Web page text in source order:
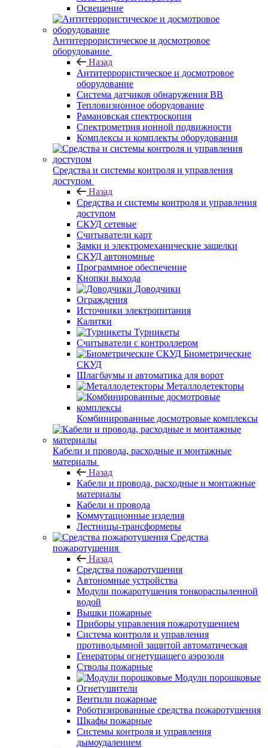
Освещение
Антитеррористическое и досмотровое
оборудование
Назад
Антитеррористическое и досмотровое
оборудование
Cистема датчиков обнаружения ВВ
Тепловизионное оборудование
Рамановская спектроскопия
Спектрометрия ионной подвижности
Комплексы и комплекты оборудования
Средства и системы контроля и управления
доступом
Назад
Средства и системы контроля и управления
доступом
СКУД сетевые
Считыватели карт
Замки и электромеханические защелки
СКУД автономные
Программное обеспечение
Кнопки выхода
Доводчики
Ограждения
Источники электропитания
Калитки
Турникеты
Считыватели с контроллером
Биометрические
СКУД
Шлагбаумы и автоматика для ворот
Металлодетекторы
Комбинированные досмотровые комплексы
Кабели и провода, расходные и монтажные
материалы
Назад
Кабели и провода, расходные и монтажные
материалы
Кабели и провода
Коммутационные изделия
Лестницы-трансформеры
Средства
пожаротушения
Назад
Средства пожаротушения
Автономные устройства
Модули пожаротушения тонкораспыленной
водой
Вышки пожарные
Приборы управления пожаротушением
Система контроля и управления
противодымной защитой автоматическая
Генераторы огнетушащего аэрозоля
Стволы пожарные
Модули порошковые
Огнетушители
Вентили пожарные
Роботизированные средства пожаротушения
Шкафы пожарные
Системы контроля и управления
дымоудалением